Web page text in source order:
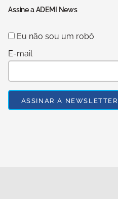
Assine a ADEMI News
Eu não sou um robô
E-mail